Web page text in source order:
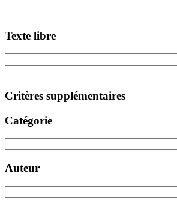
Texte libre
Critères supplémentaires
Catégorie
Auteur